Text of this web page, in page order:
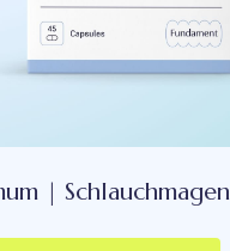
| Schlauchmagen